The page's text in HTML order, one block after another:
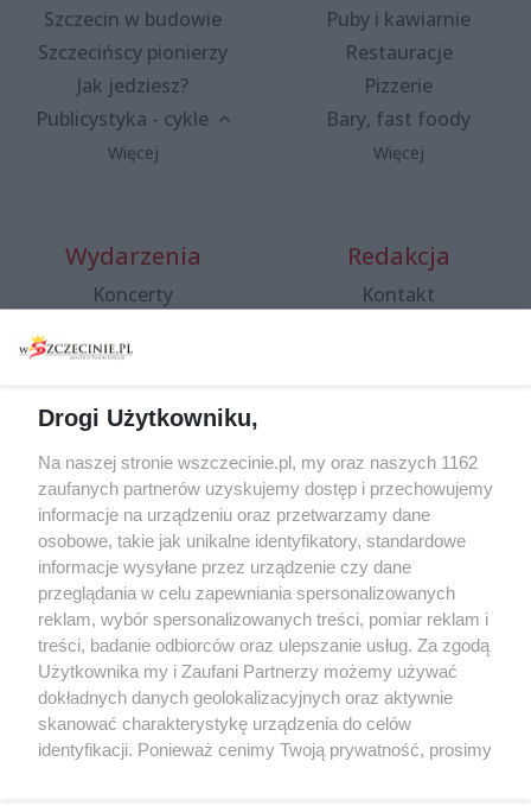
Szczecin w budowie
Szczecińscy pionierzy
Jak jedziesz?
Publicystyka - cykle
Więcej
Puby i kawiarnie
Restauracje
Pizzerie
Bary, fast foody
Więcej
Wydarzenia
Koncerty
Spacery i oprowadzania
targi
Wernisaże
Więcej
Redakcja
Kontakt
Specjalny koncert z okazji
20. urodzin portalu
wSzczecinie.pl
Regulamin konkursów
śniadaniówka "Hej
Szczecin! Jest piątek!"
Partnerzy
Praca Szczecin
Drogi Użytkowniku,
Na naszej stronie wszczecinie.pl, my oraz naszych 1162
zaufanych partnerów uzyskujemy dostęp i przechowujemy
informacje na urządzeniu oraz przetwarzamy dane
osobowe, takie jak unikalne identyfikatory, standardowe
informacje wysyłane przez urządzenie czy dane
przeglądania w celu zapewniania spersonalizowanych
reklam, wybór spersonalizowanych treści, pomiar reklam i
treści, badanie odbiorców oraz ulepszanie usług. Za zgodą
Użytkownika my i Zaufani Partnerzy możemy używać
dokładnych danych geolokalizacyjnych oraz aktywnie
skanować charakterystykę urządzenia do celów
identyfikacji. Ponieważ cenimy Twoją prywatność, prosimy